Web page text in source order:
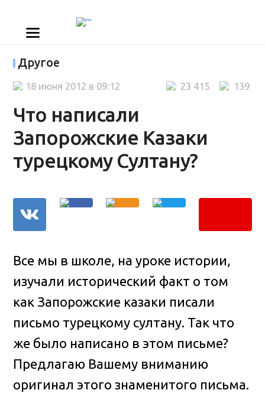
Другое
Что написали
Запорожские Казаки
турецкому Султану?
139
23 415
18 июня 2012 в 09:12
Все мы в школе, на уроке истории,
изучали исторический факт о том
как Запорожские казаки писали
письмо турецкому султану. Так что
же было написано в этом письме?
Предлагаю Вашему вниманию
оригинал этого знаменитого письма.